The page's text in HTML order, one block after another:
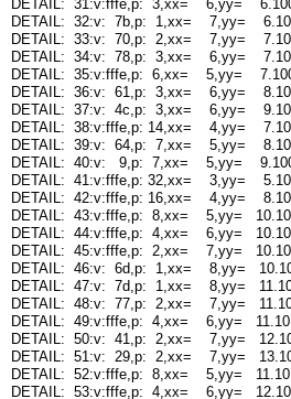
DETAIL: 31:v:fffe,p: 3,xx= 6,yy=
DETAIL: 32:v: 7b,p: 1,xx= 7,yy=
DETAIL: 33:v: 70,p: 2,xx= 7,yy=
DETAIL: 34:v: 78,p: 3,xx= 6,yy=
DETAIL: 35:v:fffe,p: 6,xx= 5,yy=
DETAIL: 36:v: 61,p: 3,xx= 6,yy=
DETAIL: 37:v: 4c,p: 3,xx= 6,yy=
DETAIL: 38:v:fffe,p: 14,xx= 4,yy=
DETAIL: 39:v: 64,p: 7,xx= 5,yy=
DETAIL: 40:v: 9,p: 7,xx= 5,yy=
DETAIL: 41:v:fffe,p: 32,xx= 3,yy=
DETAIL: 42:v:fffe,p: 16,xx= 4,yy=
DETAIL: 43:v:fffe,p: 8,xx= 5,yy=
DETAIL: 44:v:fffe,p: 4,xx= 6,yy=
DETAIL: 45:v:fffe,p: 2,xx= 7,yy=
DETAIL: 46:v: 6d,p: 1,xx= 8,yy=
DETAIL: 47:v: 7d,p: 1,xx= 8,yy=
DETAIL: 48:v: 77,p: 2,xx= 7,yy=
DETAIL: 49:v:fffe,p: 4,xx= 6,yy=
DETAIL: 50:v: 41,p: 2,xx= 7,yy=
DETAIL: 51:v: 29,p: 2,xx= 7,yy=
DETAIL: 52:v:fffe,p: 8,xx= 5,yy=
DETAIL: 53:v:fffe,p: 4,xx= 6,yy=